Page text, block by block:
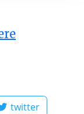
twitter